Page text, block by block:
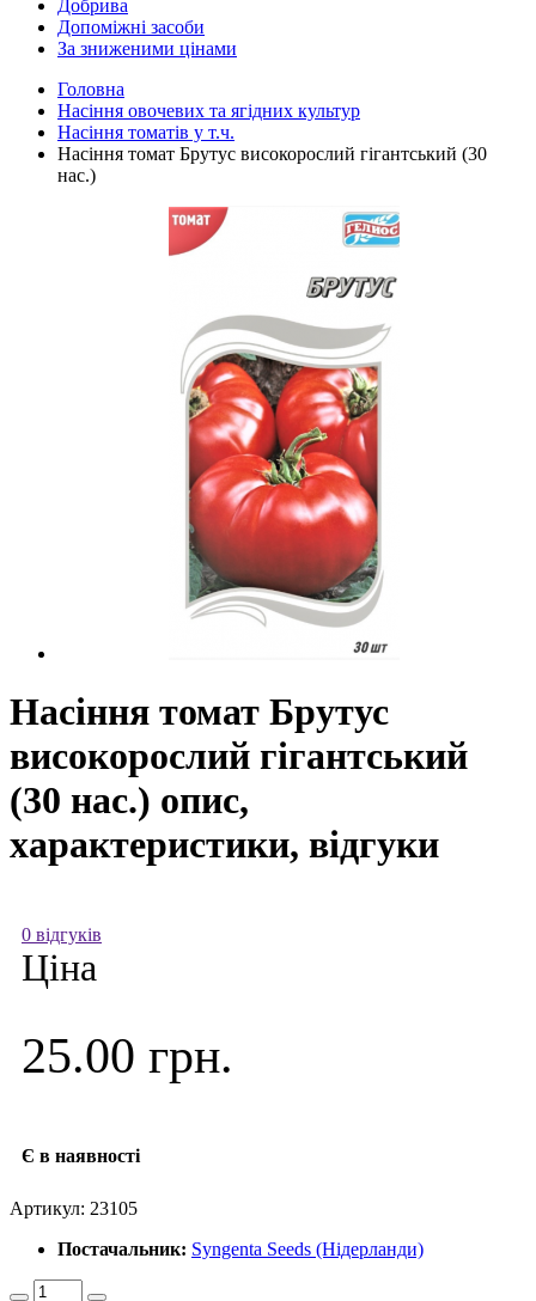
Добрива
Допоміжні засоби
За зниженими цінами
Головна
Насіння овочевих та ягідних культур
Насіння томатів у т.ч.
Насіння томат Брутус високорослий гігантський (30
нас.)
Насіння томат Брутус
високорослий гігантський
(30 нас.) опис,
характеристики, відгуки
0 відгуків
Ціна
25.00 грн.
Є в наявності
Артикул: 23105
Постачальник: Syngenta Seeds (Нідерланди)